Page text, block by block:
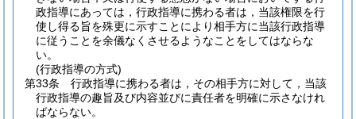
政指導にあっては，行政指導に携わる者は，当該権限を行
使し得る旨を殊更に示すことにより相手方に当該行政指導
に従うことを余儀なくさせるようなことをしてはならな
い。
(行政指導の方式)
第33条
行政指導に携わる者は，その相手方に対して，当該
行政指導の趣旨及び内容並びに責任者を明確に示さなけれ
ばならない。